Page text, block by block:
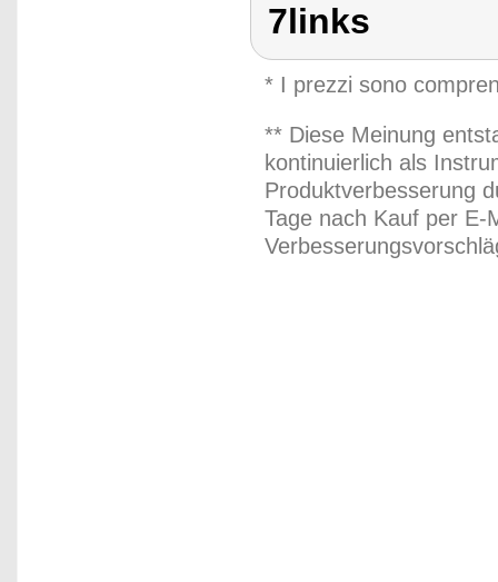
7links
* I prezzi sono
** Diese Meinung
kontinuierlich als
Produktverbesserung
Tage nach Kauf per E-